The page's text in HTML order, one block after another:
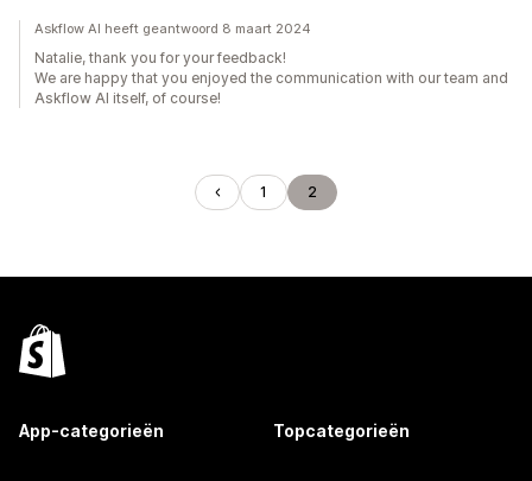
Askflow AI heeft geantwoord 8 maart 2024
Natalie, thank you for your feedback!
We are happy that you enjoyed the communication with our team and
Askflow AI itself, of course!
1 2
App-categorieën Topcategorieën